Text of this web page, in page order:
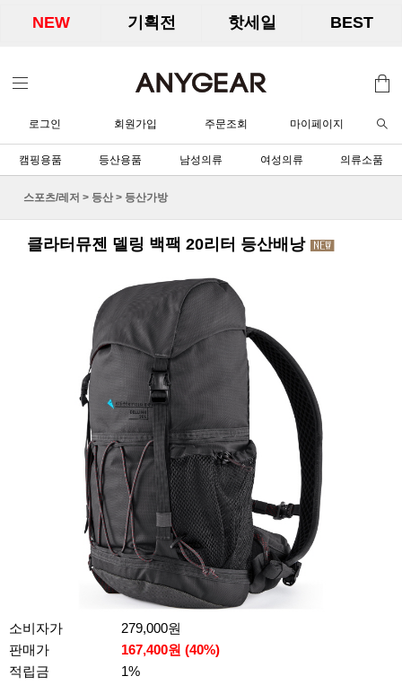
NEW 기획전 핫세일 BEST
로그인 회원가입 주문조회 마이페이지
캠핑용품 등산용품 남성의류 여성의류 의류소품
스포츠/레저 > 등산 > 등산가방
클라터뮤젠 델링 백팩 20리터 등산배낭
소비자가
279,000원
판매가
167,400원 (40%)
적립금
1%